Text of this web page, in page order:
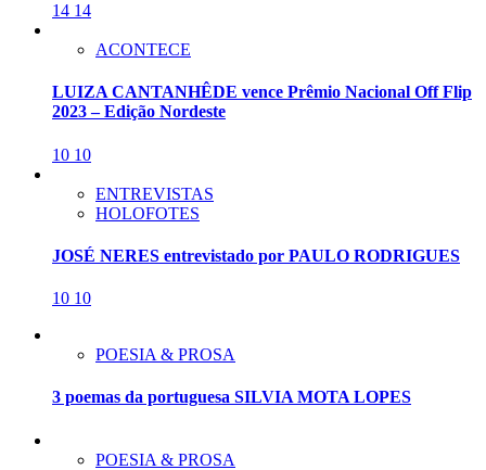
14 14
ACONTECE
LUIZA CANTANHÊDE vence Prêmio Nacional Off Flip
2023 – Edição Nordeste
10 10
ENTREVISTAS
HOLOFOTES
JOSÉ NERES entrevistado por PAULO RODRIGUES
10 10
POESIA & PROSA
3 poemas da portuguesa SILVIA MOTA LOPES
POESIA & PROSA